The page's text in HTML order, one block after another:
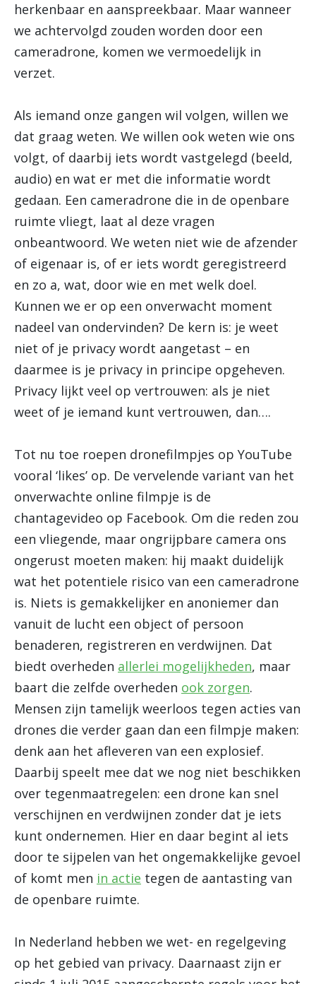
herkenbaar en aanspreekbaar. Maar wanneer
we achtervolgd zouden worden door een
cameradrone, komen we vermoedelijk in
verzet.
Als iemand onze gangen wil volgen, willen we
dat graag weten. We willen ook weten wie ons
volgt, of daarbij iets wordt vastgelegd (beeld,
audio) en wat er met die informatie wordt
gedaan. Een cameradrone die in de openbare
ruimte vliegt, laat al deze vragen
onbeantwoord. We weten niet wie de afzender
of eigenaar is, of er iets wordt geregistreerd
en zo a, wat, door wie en met welk doel.
Kunnen we er op een onverwacht moment
nadeel van ondervinden? De kern is: je weet
niet of je privacy wordt aangetast – en
daarmee is je privacy in principe opgeheven.
Privacy lijkt veel op vertrouwen: als je niet
weet of je iemand kunt vertrouwen, dan….
Tot nu toe roepen dronefilmpjes op YouTube
vooral ‘likes’ op. De vervelende variant van het
onverwachte online filmpje is de
chantagevideo op Facebook. Om die reden zou
een vliegende, maar ongrijpbare camera ons
ongerust moeten maken: hij maakt duidelijk
wat het potentiele risico van een cameradrone
is. Niets is gemakkelijker en anoniemer dan
vanuit de lucht een object of persoon
benaderen, registreren en verdwijnen. Dat
biedt overheden allerlei mogelijkheden, maar
baart die zelfde overheden ook zorgen.
Mensen zijn tamelijk weerloos tegen acties van
drones die verder gaan dan een filmpje maken:
denk aan het afleveren van een explosief.
Daarbij speelt mee dat we nog niet beschikken
over tegenmaatregelen: een drone kan snel
verschijnen en verdwijnen zonder dat je iets
kunt ondernemen. Hier en daar begint al iets
door te sijpelen van het ongemakkelijke gevoel
of komt men in actie tegen de aantasting van
de openbare ruimte.
In Nederland hebben we wet- en regelgeving
op het gebied van privacy. Daarnaast zijn er